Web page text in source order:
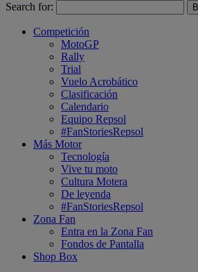
Search for:
Competición
MotoGP
Rally
Trial
Vuelo Acrobático
Clasificación
Calendario
Equipo Repsol
#FanStoriesRepsol
Más Motor
Tecnología
Vive tu moto
Cultura Motera
De leyenda
#FanStoriesRepsol
Zona Fan
Entra en la Zona Fan
Fondos de Pantalla
Shop Box